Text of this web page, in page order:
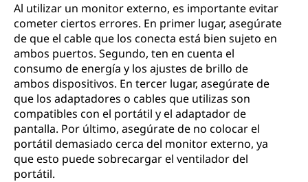
Al utilizar un monitor externo, es importante evitar
cometer ciertos errores. En primer lugar, asegúrate
de que el cable que los conecta está bien sujeto en
ambos puertos. Segundo, ten en cuenta el
consumo de energía y los ajustes de brillo de
ambos dispositivos. En tercer lugar, asegúrate de
que los adaptadores o cables que utilizas son
compatibles con el portátil y el adaptador de
pantalla. Por último, asegúrate de no colocar el
portátil demasiado cerca del monitor externo, ya
que esto puede sobrecargar el ventilador del
portátil.